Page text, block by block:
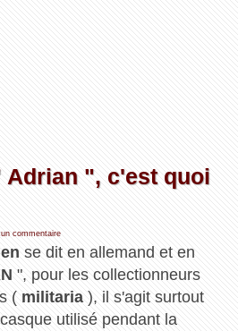
Adrian ", c'est quoi
commentaire
se dit en allemand et en
", pour les collectionneurs
( militaria ), il s'agit surtout
utilisé pendant la